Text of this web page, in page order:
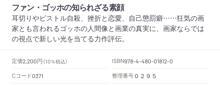
ファン・ゴッホの知られざる素顔
耳切りやピストル自殺、挫折と恋愛、自己懲罰癖……狂気の画
家とも言われるゴッホの人間像と画業の真実に、画家ならでは
の視点で新しい光を当てる力作評伝。
定価2,200円 （10％税込） ISBN978-4-480-01812-0
Cコード0371 整理番号 ０２９５